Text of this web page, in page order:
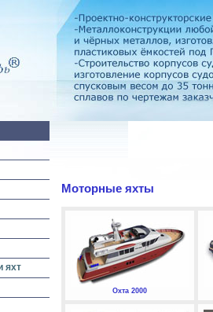
яхт
Моторные яхты
Охта 2000